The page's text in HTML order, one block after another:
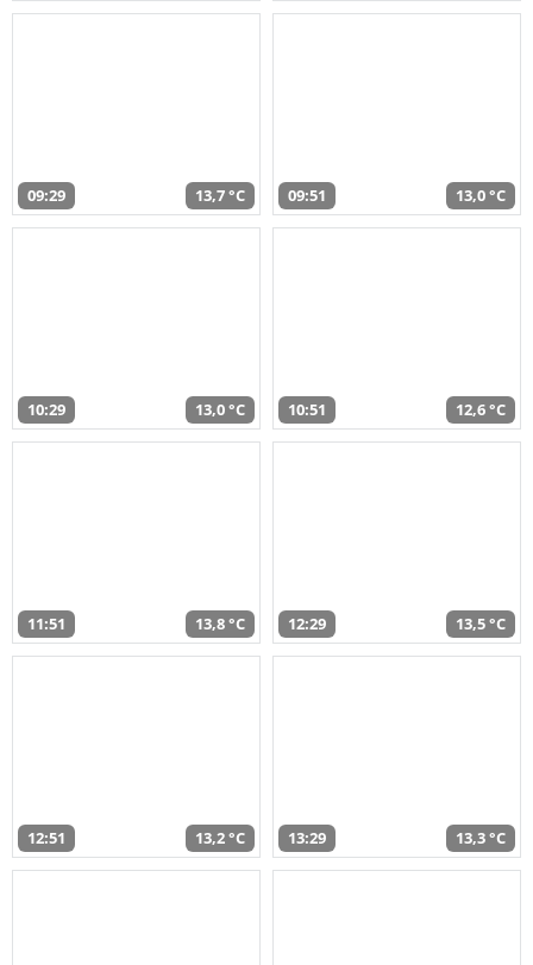
09:29 13,7 °C 09:51 13,0 °C
10:29 13,0 °C 10:51 12,6 °C
11:51 13,8 °C 12:29 13,5 °C
12:51 13,2 °C 13:29 13,3 °C